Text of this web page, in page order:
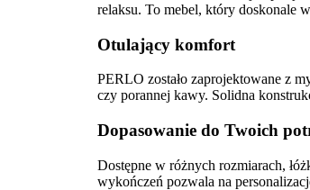
relaksu. To mebel, który doskonale
Otulający komfort
PERLO zostało zaprojektowane z
czy porannej kawy. Solidna
Dopasowanie do Twoich
Dostępne w różnych rozmiarach,
wykończeń pozwala na